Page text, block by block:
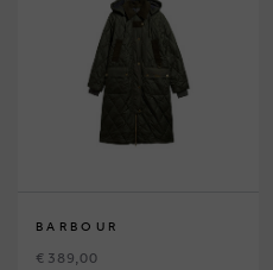
BARBOUR
€ 389,00